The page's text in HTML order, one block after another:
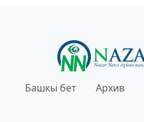
Башкы бет Архив